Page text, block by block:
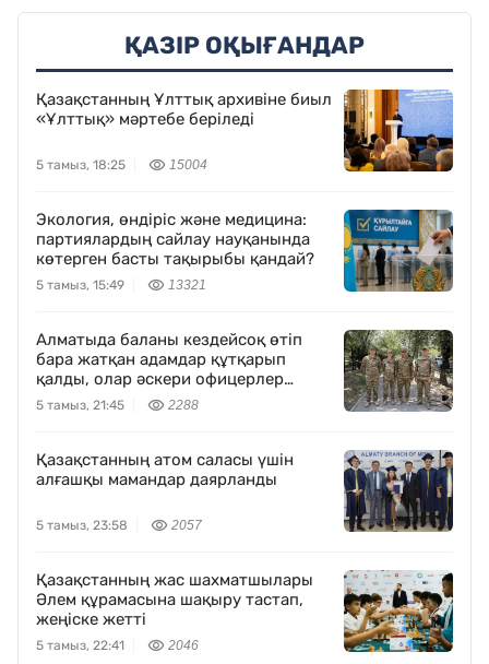
ҚАЗІР ОҚЫҒАНДАР
Қазақстанның Ұлттық архивіне биыл
«Ұлттық» мәртебе беріледі
5 тамыз, 18:25 15004
Экология, өндіріс және медицина:
партиялардың сайлау науқанында
көтерген басты тақырыбы қандай?
5 тамыз, 15:49 13321
Алматыда баланы кездейсоқ өтіп
бара жатқан адамдар құтқарып
қалды, олар әскери офицерлер
болып шықты
5 тамыз, 21:45 2288
Қазақстанның атом саласы үшін
алғашқы мамандар даярланды
5 тамыз, 23:58 2057
Қазақстанның жас шахматшылары
Әлем құрамасына шақыру тастап,
жеңіске жетті
5 тамыз, 22:41 2046